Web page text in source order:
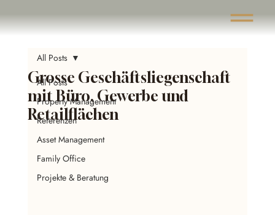
All Posts
Property Management
Referenzen
Asset Management
Family Office
Projekte & Beratung
All Posts
Grosse Geschäftsliegenschaft
mit Büro, Gewerbe und
Retailflächen